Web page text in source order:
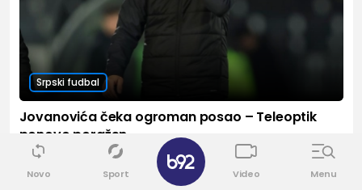
Srpski fudbal
Jovanovića čeka ogroman posao – Teleoptik
ponovo poražen
Novo Sport Video Menu